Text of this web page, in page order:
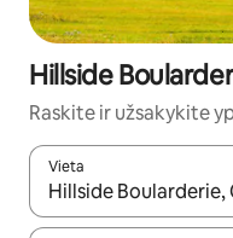
Hillside
Raskite ir užsakykite
Vieta
Kai pasirodys